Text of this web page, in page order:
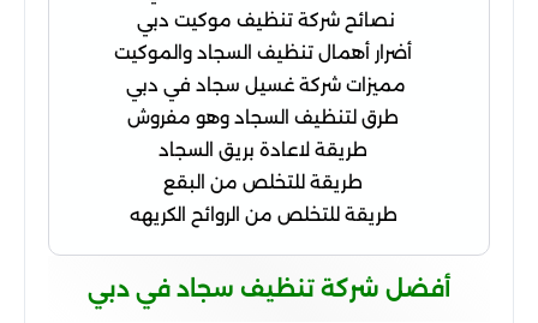
نصائح شركة تنظيف موكيت دبي
أضرار أهمال تنظيف السجاد والموكيت
مميزات شركة غسيل سجاد في دبي
طرق لتنظيف السجاد وهو مفروش
طريقة لاعادة بريق السجاد
طريقة للتخلص من البقع
طريقة للتخلص من الروائح الكريهه
أفضل شركة تنظيف سجاد في دبي